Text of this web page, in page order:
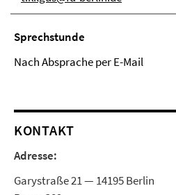
Sprechstunde
Nach Absprache per E-Mail
KONTAKT
Adresse:
Garystraße 21 — 14195 Berlin